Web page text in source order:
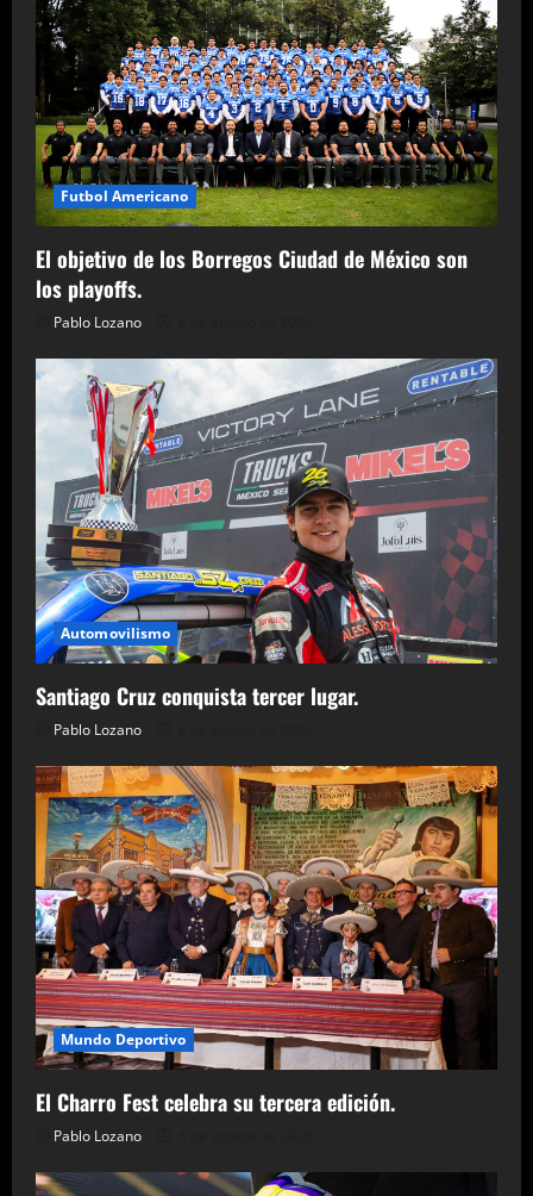
Futbol Americano
El objetivo de los Borregos Ciudad de México son
los playoffs.
Pablo Lozano
Automovilismo
Santiago Cruz conquista tercer lugar.
Pablo Lozano
Mundo Deportivo
El Charro Fest celebra su tercera edición.
Pablo Lozano